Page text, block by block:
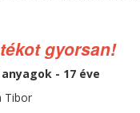
gyorsan!
- 17 éve
Tibor